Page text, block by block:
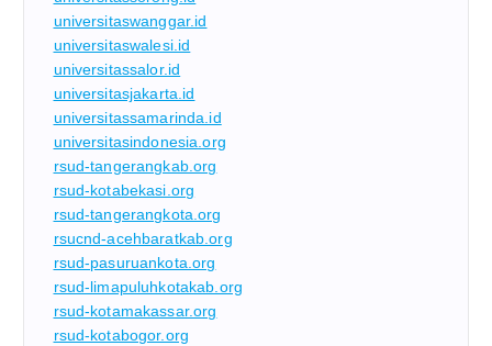
universitaswanggar.id
universitaswalesi.id
universitassalor.id
universitasjakarta.id
universitassamarinda.id
universitasindonesia.org
rsud-tangerangkab.org
rsud-kotabekasi.org
rsud-tangerangkota.org
rsucnd-acehbaratkab.org
rsud-pasuruankota.org
rsud-limapuluhkotakab.org
rsud-kotamakassar.org
rsud-kotabogor.org